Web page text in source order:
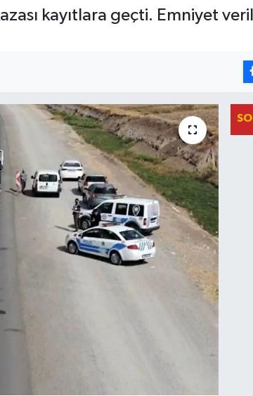
kayıtlara geçti. Emniyet